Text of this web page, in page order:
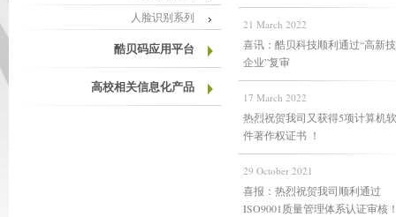
人脸识别系列
酷贝码应用平台
高校相关信息化产品
21 March 2022
喜讯：酷贝科技顺利通过“高新
企业”复审
17 March 2022
热烈祝贺我司又获得5项计算机软
件著作权证书 ！
29 October 2021
喜报：热烈祝贺我司顺利通过
ISO9001质量管理体系认证审核